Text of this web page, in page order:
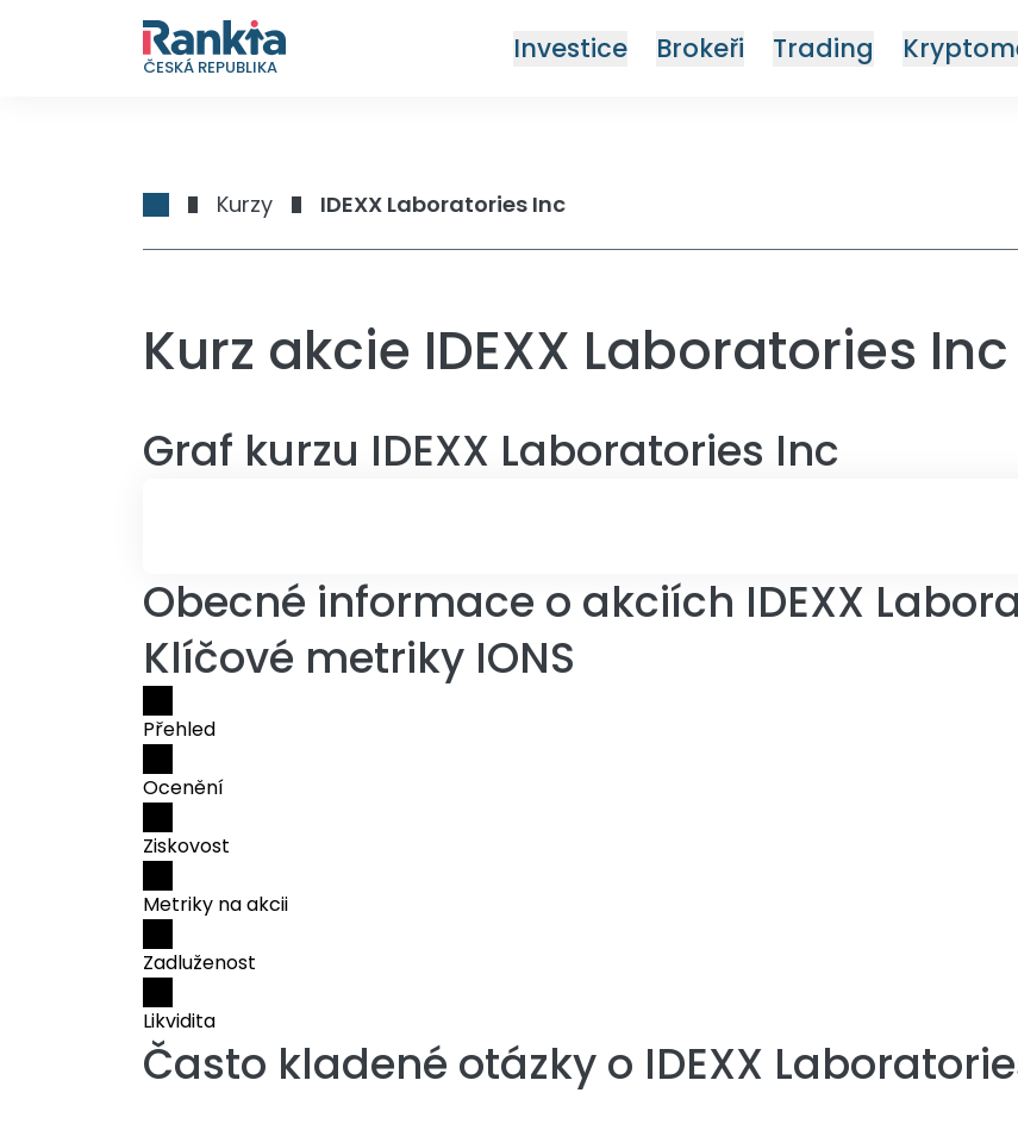
ČESKÁ REPUBLIKA
Investice Brokeři Trading
Kurzy IDEXX Laboratories Inc
Kurz akcie IDEXX Laboratories
Graf kurzu IDEXX Laboratories Inc
Obecné informace o akciích IDEXX
Klíčové metriky IONS
Přehled
Ocenění
Ziskovost
Metriky na akcii
Zadluženost
Likvidita
Často kladené otázky o IDEXX